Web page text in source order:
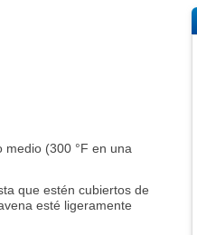
(300 °F en una
que estén cubiertos de
esté ligeramente